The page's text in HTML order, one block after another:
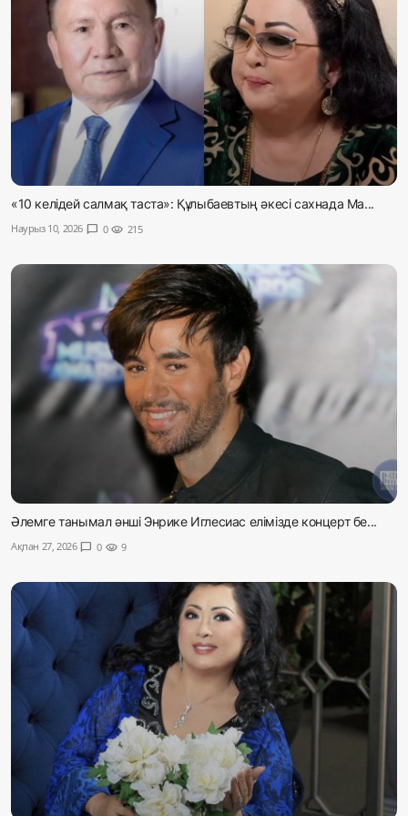
«10 келідей салмақ таста»: Құлыбаевтың әкесі сахнада Ма...
Наурыз 10, 2026 chat_bubble 0 visibility 215
Әлемге танымал әнші Энрике Иглесиас елімізде концерт бе...
Ақпан 27, 2026 chat_bubble 0 visibility 9